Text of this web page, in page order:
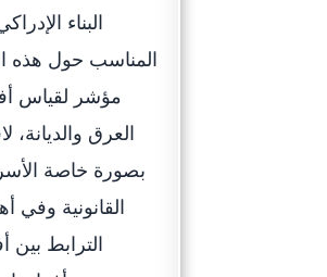
البناء
المناسب حول هذه
مؤشر لقياس
العرق
بصورة خاصة
القانونية وفي
الترابط